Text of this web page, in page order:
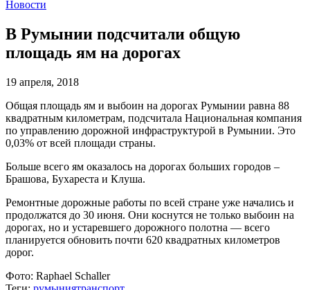
Новости
В Румынии подсчитали общую
площадь ям на дорогах
19 апреля, 2018
Общая площадь ям и выбоин на дорогах Румынии равна 88
квадратным километрам, подсчитала Национальная компания
по управлению дорожной инфраструктурой в Румынии. Это
0,03% от всей площади страны.
Больше всего ям оказалось на дорогах больших городов –
Брашова, Бухареста и Клуша.
Ремонтные дорожные работы по всей стране уже начались и
продолжатся до 30 июня. Они коснутся не только выбоин на
дорогах, но и устаревшего дорожного полотна — всего
планируется обновить почти 620 квадратных километров
дорог.
Фото: Raphael Schaller